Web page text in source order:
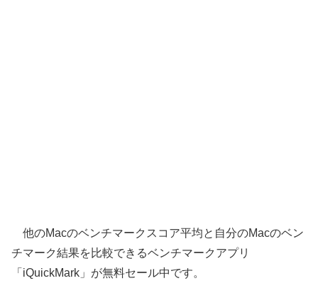
他のMacのベンチマークスコア平均と自分のMacのベン
チマーク結果を比較できるベンチマークアプリ
「iQuickMark」が無料セール中です。